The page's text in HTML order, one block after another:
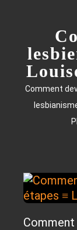
Comment
Comment